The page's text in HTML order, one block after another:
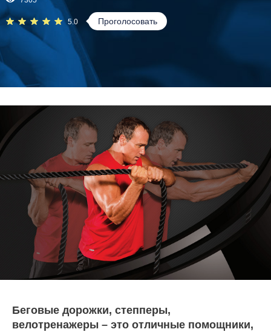
5.0 Проголосовать
Беговые дорожки, степперы,
велотренажеры – это отличные помощники,